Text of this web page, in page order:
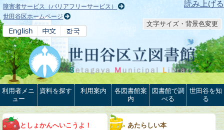
本文へ 読み上げる
障害者サービス（バリアフリーサービス）
世田谷区ホームページ
文字サイズ・背景色変更
利用者メニ
ュー
資料を探す 利用案内
各図書館案
内
図書館で調
べる
世田谷を知
る
としょかんへいこうよ！ あたらしい本